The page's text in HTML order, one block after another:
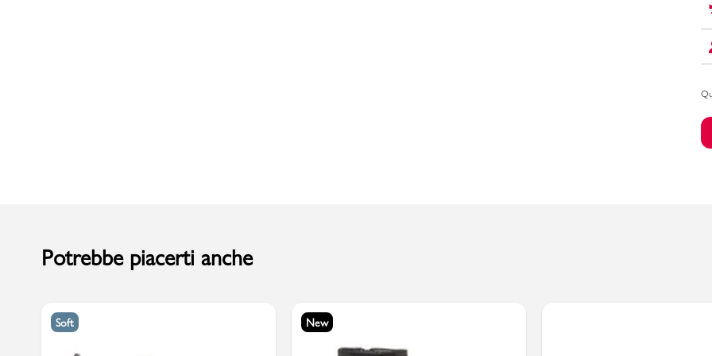
Potrebbe piacerti anche
Soft New